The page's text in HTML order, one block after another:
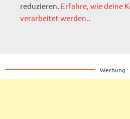
reduzieren. Erfahre, wie deine
verarbeitet werden..
Werbung